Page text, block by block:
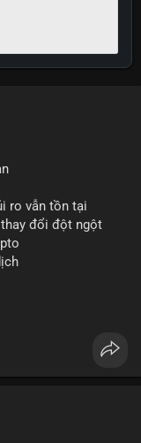
ro vẫn tồn tại
đổi đột ngột